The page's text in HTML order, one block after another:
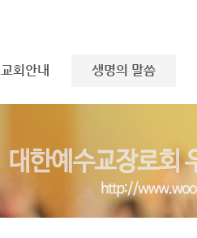
교회안내 생명의 말씀